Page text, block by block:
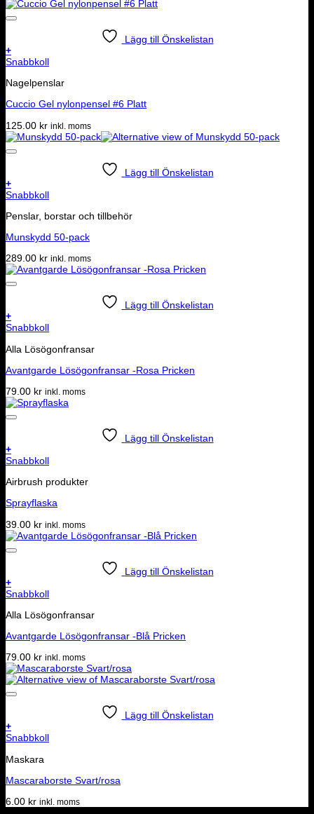
Lägg till Önskelistan
+
Snabbkoll
Nagelpenslar
Cuccio Gel nylonpensel #6 Platt
125.00 kr inkl. moms
Lägg till Önskelistan
+
Snabbkoll
Penslar, borstar och tillbehör
Munskydd 50-pack
289.00 kr inkl. moms
Lägg till Önskelistan
+
Snabbkoll
Alla Lösögonfransar
Avantgarde Lösögonfransar -Rosa Pricken
79.00 kr inkl. moms
Lägg till Önskelistan
+
Snabbkoll
Airbrush produkter
Sprayflaska
39.00 kr inkl. moms
Lägg till Önskelistan
+
Snabbkoll
Alla Lösögonfransar
Avantgarde Lösögonfransar -Blå Pricken
79.00 kr inkl. moms
Lägg till Önskelistan
+
Snabbkoll
Maskara
Mascaraborste Svart/rosa
6.00 kr inkl. moms